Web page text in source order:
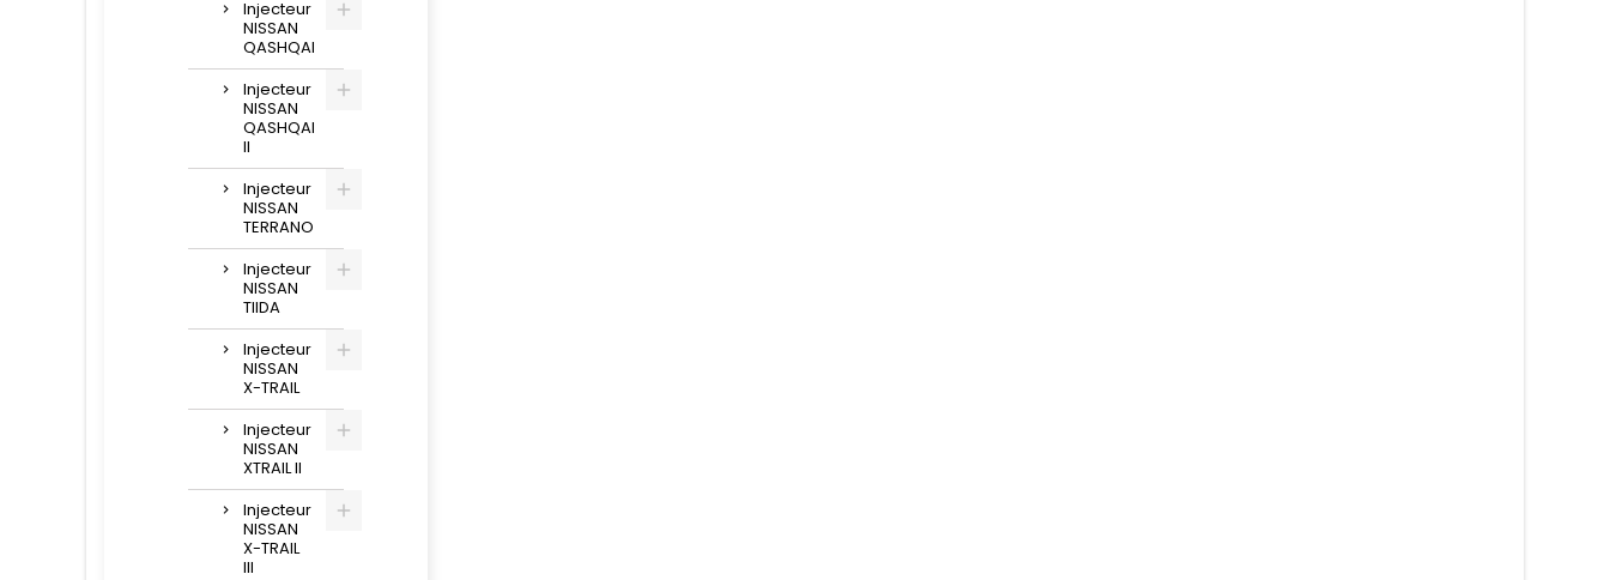
Injecteur
NISSAN
QASHQAI
Injecteur
NISSAN
QASHQAI
II
Injecteur
NISSAN
TERRANO
Injecteur
NISSAN
TIIDA
Injecteur
NISSAN
X-TRAIL
Injecteur
NISSAN
XTRAIL II
Injecteur
NISSAN
X-TRAIL
III